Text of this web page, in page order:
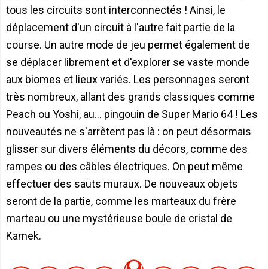
tous les circuits sont interconnectés ! Ainsi, le
déplacement d'un circuit à l'autre fait partie de la
course. Un autre mode de jeu permet également de
se déplacer librement et d'explorer se vaste monde
aux biomes et lieux variés. Les personnages seront
très nombreux, allant des grands classiques comme
Peach ou Yoshi, au... pingouin de Super Mario 64 ! Les
nouveautés ne s'arrêtent pas là : on peut désormais
glisser sur divers éléments du décors, comme des
rampes ou des câbles électriques. On peut même
effectuer des sauts muraux. De nouveaux objets
seront de la partie, comme les marteaux du frère
marteau ou une mystérieuse boule de cristal de
Kamek.